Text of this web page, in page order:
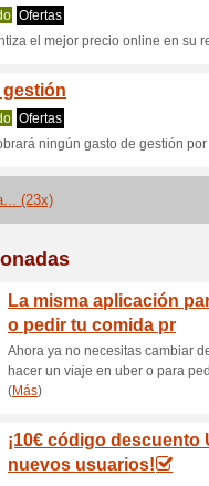
actuales
las
que